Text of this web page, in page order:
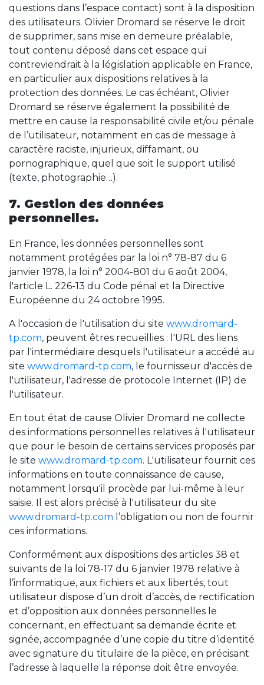
LE GROUPE
NOS COMPÉTENCES
TRAVAUX PUBLICS
PRÉFABRICATION BÉTON
BÉTON PRÊT À L'EMPLOI
CONSTRUCTIONS DIVERSES
IMMOBILIER D'ENTREPRISE
questions dans l’espace contact) sont à la disposition
des utilisateurs. Olivier Dromard se réserve le droit
de supprimer, sans mise en demeure préalable,
tout contenu déposé dans cet espace qui
contreviendrait à la législation applicable en France,
en particulier aux dispositions relatives à la
protection des données. Le cas échéant, Olivier
Dromard se réserve également la possibilité de
mettre en cause la responsabilité civile et/ou pénale
de l’utilisateur, notamment en cas de message à
caractère raciste, injurieux, diffamant, ou
pornographique, quel que soit le support utilisé
(texte, photographie…).
7. Gestion des données
personnelles.
En France, les données personnelles sont
notamment protégées par la loi n° 78-87 du 6
janvier 1978, la loi n° 2004-801 du 6 août 2004,
l'article L. 226-13 du Code pénal et la Directive
Européenne du 24 octobre 1995.
A l'occasion de l'utilisation du site www.dromard-
tp.com, peuvent êtres recueillies : l'URL des liens
par l'intermédiaire desquels l'utilisateur a accédé au
site www.dromard-tp.com, le fournisseur d'accès de
l'utilisateur, l'adresse de protocole Internet (IP) de
l'utilisateur.
En tout état de cause Olivier Dromard ne collecte
des informations personnelles relatives à l'utilisateur
que pour le besoin de certains services proposés par
le site www.dromard-tp.com. L'utilisateur fournit ces
informations en toute connaissance de cause,
notamment lorsqu'il procède par lui-même à leur
saisie. Il est alors précisé à l'utilisateur du site
www.dromard-tp.com l’obligation ou non de fournir
ces informations.
Conformément aux dispositions des articles 38 et
suivants de la loi 78-17 du 6 janvier 1978 relative à
l’informatique, aux fichiers et aux libertés, tout
utilisateur dispose d’un droit d’accès, de rectification
et d’opposition aux données personnelles le
concernant, en effectuant sa demande écrite et
signée, accompagnée d’une copie du titre d’identité
avec signature du titulaire de la pièce, en précisant
l’adresse à laquelle la réponse doit être envoyée.